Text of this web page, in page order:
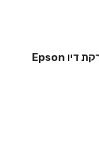
היה הראשון לכתוב סקירה “מדפסת פוטו +A3 הזרקת דיו Epson